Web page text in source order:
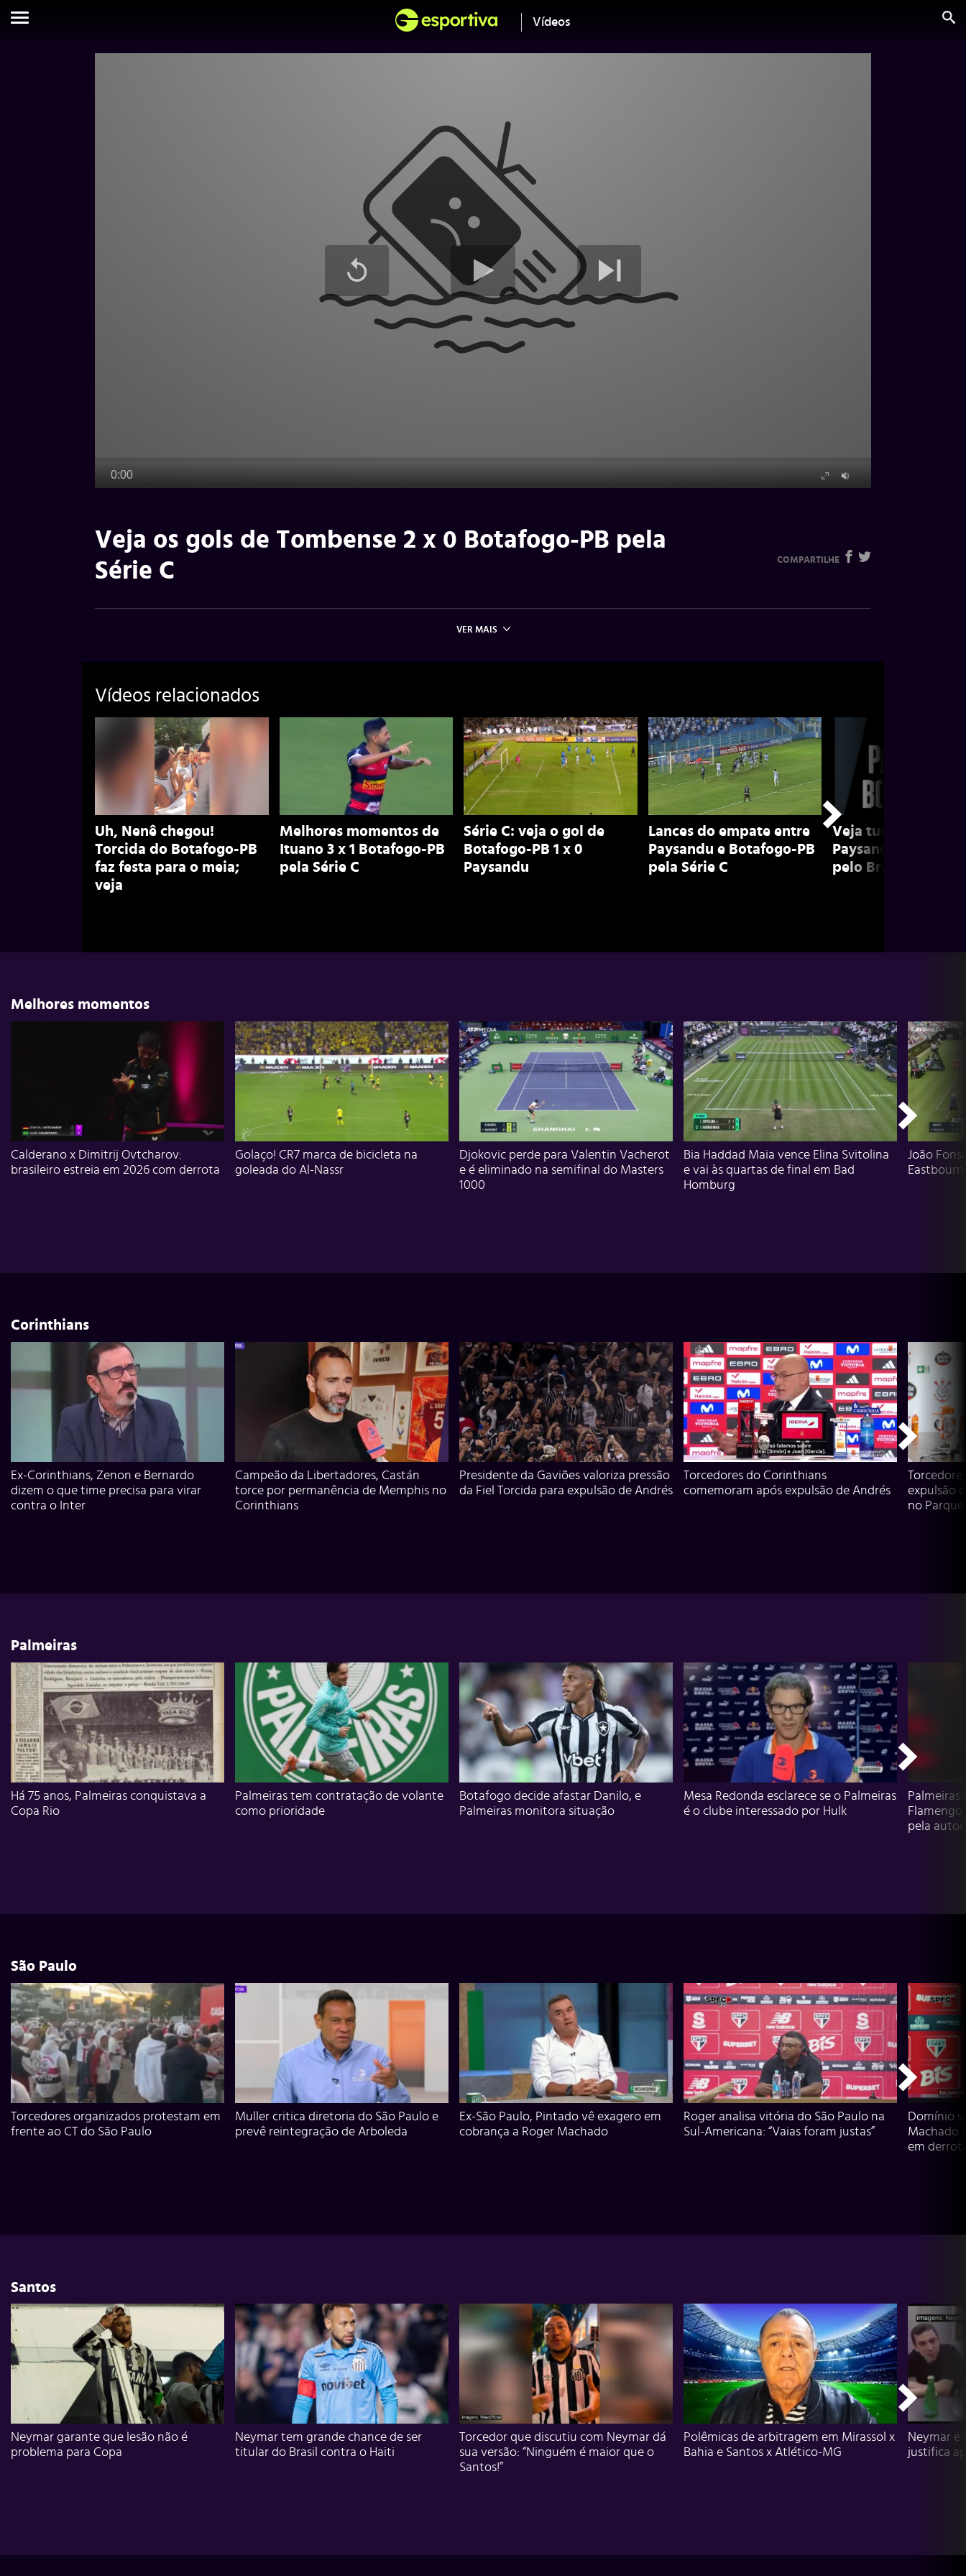
Vídeos
Veja os gols de Tombense 2 x 0 Botafogo-PB pela
Série C
COMPARTILHE
VER MAIS
Vídeos relacionados
Uh, Nenê chegou!
Torcida do Botafogo-PB
faz festa para o meia;
veja
Melhores momentos de
Ituano 3 x 1 Botafogo-PB
pela Série C
Série C: veja o gol de
Botafogo-PB 1 x 0
Paysandu
Lances do empate entre
Paysandu e Botafogo-PB
pela Série C
Veja tudo sobre
Paysandu x
pelo Brasileiro da
Melhores momentos
Calderano x Dimitrij Ovtcharov:
brasileiro estreia em 2026 com derrota
Golaço! CR7 marca de bicicleta na
goleada do Al-Nassr
Djokovic perde para Valentin Vacherot
e é eliminado na semifinal do Masters
1000
Bia Haddad Maia vence Elina Svitolina
e vai às quartas de final em Bad
Homburg
João
Corinthians
Ex-Corinthians, Zenon e Bernardo
dizem o que time precisa para virar
contra o Inter
Campeão da Libertadores, Castán
torce por permanência de Memphis no
Corinthians
Presidente da Gaviões valoriza pressão
da Fiel Torcida para expulsão de Andrés
Torcedores do Corinthians
comemoram após expulsão de Andrés
expulsão
no Parque
Palmeiras
Há 75 anos, Palmeiras conquistava a
Copa Rio
Palmeiras tem contratação de volante
como prioridade
Botafogo decide afastar Danilo, e
Palmeiras monitora situação
Mesa Redonda esclarece se o Palmeiras
é o clube interessado por Hulk
Flamengo
pela
São Paulo
Torcedores organizados protestam em
frente ao CT do São Paulo
Muller critica diretoria do São Paulo e
prevê reintegração de Arboleda
Ex-São Paulo, Pintado vê exagero em
cobrança a Roger Machado
Roger analisa vitória do São Paulo na
Sul-Americana: “Vaias foram justas”
Domínio
Machado
em
Santos
Neymar garante que lesão não é
problema para Copa
Neymar tem grande chance de ser
titular do Brasil contra o Haiti
Torcedor que discutiu com Neymar dá
sua versão: “Ninguém é maior que o
Santos!”
Polêmicas de arbitragem em Mirassol x
Bahia e Santos x Atlético-MG
Neymar é
justifica